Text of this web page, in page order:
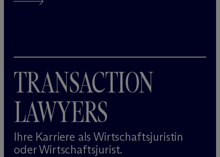
TRANSACTION
LAWYERS
Ihre Karriere als Wirtschaftsjuristin
oder Wirtschaftsjurist.